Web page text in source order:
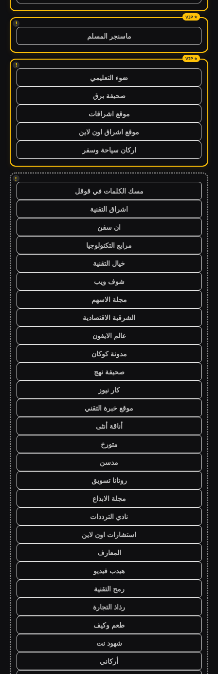
!
ماسنجر المسلم
!
ضوء التعليمي
صحيفة برق
موقع اشراقات
موقع اشراق اون لاين
اركان سياحة وسفر
!
مسك الكلمات في قوقل
اشراق التقنية
ان سفن
مرابع التكنولوجيا
خيال التقنية
شوف ويب
مجلة الاسهم
الشرقية الاقتصادية
عالم الايفون
مدونة كوكان
صحيفة نهج
كار نيوز
موقع خبرة التقني
أناقة أنثى
متورخ
مدسن
روتانا تسويق
مجلة الابداع
نادي الترددات
استشارات اون لاين
المعارف
هيدب فيديو
رمح التقنية
رذاذ التجارة
طعم وكيف
شهود نت
أركاني